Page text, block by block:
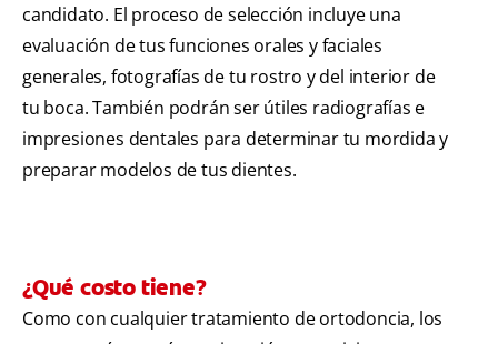
candidato. El proceso de selección incluye una
evaluación de tus funciones orales y faciales
generales, fotografías de tu rostro y del interior de
tu boca. También podrán ser útiles radiografías e
impresiones dentales para determinar tu mordida y
preparar modelos de tus dientes.
¿Qué costo tiene?
Como con cualquier tratamiento de ortodoncia, los